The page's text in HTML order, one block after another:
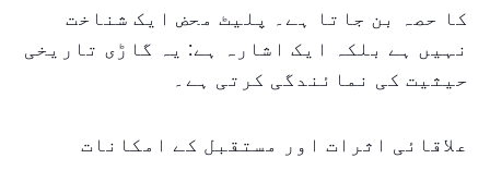
کا حصہ بن جاتا ہے۔ پلیٹ محض ایک شناخت
نہیں ہے بلکہ ایک اشارہ ہے: یہ گاڑی تاریخی
حیثیت کی نمائندگی کرتی ہے۔
علاقائی اثرات اور مستقبل کے امکانات